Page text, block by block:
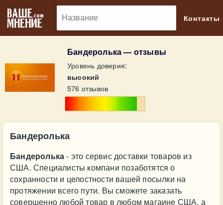
Контакты
Бандеролька — отзывы
Уровень доверия:
высокий
576 отзывов
Бандеролька
Бандеролька- это сервис доставки товаров из
США. Специалисты компани позаботятся о
сохранности и целостности вашей посылки на
протяжении всего пути. Вы сможете заказать
совершенно любой товар в любом магаине США, а